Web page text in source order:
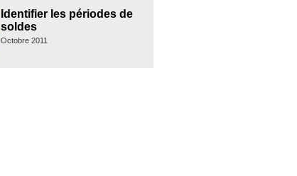
Identifier les périodes de
soldes
Octobre 2011